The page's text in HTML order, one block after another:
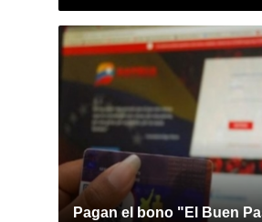
Pagan el bono "El Buen